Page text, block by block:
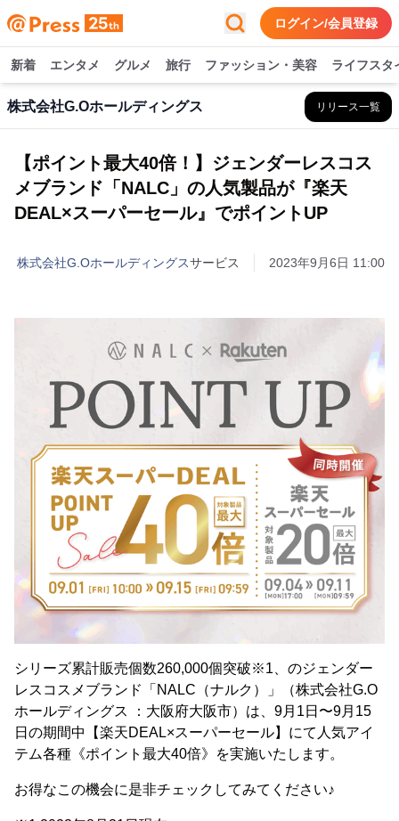
ログイン/会員登録
新着 エンタメ グルメ 旅行 ファッション・美容 ライフスタ
株式会社G.Oホールディングス リリース一覧
【ポイント最大40倍！】ジェンダーレスコス
メブランド「NALC」の人気製品が『楽天
DEAL×スーパーセール』でポイントUP
株式会社G.Oホールディングスサービス 2023年9月6日 11:00
シリーズ累計販売個数260,000個突破※1、のジェンダー
レスコスメブランド「NALC（ナルク）」（株式会社G.O
ホールディングス ：大阪府大阪市）は、9月1日〜9月15
日の期間中【楽天DEAL×スーパーセール】にて人気アイ
テム各種《ポイント最大40倍》を実施いたします。
お得なこの機会に是非チェックしてみてください♪